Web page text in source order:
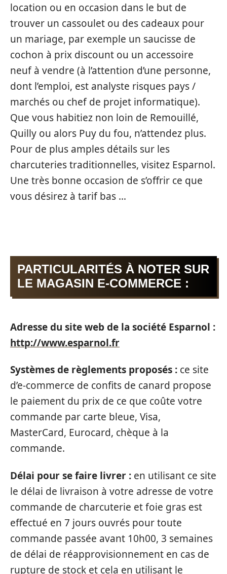
location ou en occasion dans le but de
trouver un cassoulet ou des cadeaux pour
un mariage, par exemple un saucisse de
cochon à prix discount ou un accessoire
neuf à vendre (à l’attention d’une personne,
dont l’emploi, est analyste risques pays /
marchés ou chef de projet informatique).
Que vous habitiez non loin de Remouillé,
Quilly ou alors Puy du fou, n’attendez plus.
Pour de plus amples détails sur les
charcuteries traditionnelles, visitez Esparnol.
Une très bonne occasion de s’offrir ce que
vous désirez à tarif bas …
PARTICULARITÉS À NOTER SUR
LE MAGASIN E-COMMERCE :
Adresse du site web de la société Esparnol :
http://www.esparnol.fr
Systèmes de règlements proposés : ce site
d’e-commerce de confits de canard propose
le paiement du prix de ce que coûte votre
commande par carte bleue, Visa,
MasterCard, Eurocard, chèque à la
commande.
Délai pour se faire livrer : en utilisant ce site
le délai de livraison à votre adresse de votre
commande de charcuterie et foie gras est
effectué en 7 jours ouvrés pour toute
commande passée avant 10h00, 3 semaines
de délai de réapprovisionnement en cas de
rupture de stock et cela en utilisant le